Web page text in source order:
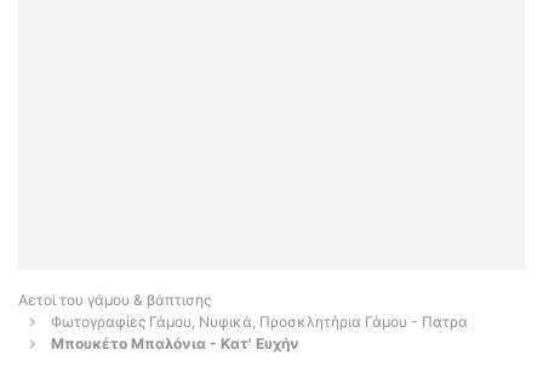
Αετοί του γάμου & βάπτισης
Φωτογραφίες Γάμου, Νυφικά, Προσκλητήρια Γάμου - Πατρα
Μπουκέτο Μπαλόνια - Κατ' Ευχήν